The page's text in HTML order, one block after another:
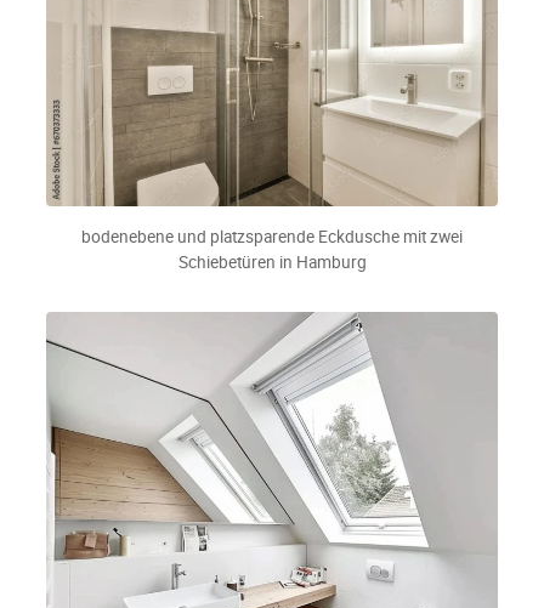
bodenebene und platzsparende Eckdusche mit zwei
Schiebetüren in Hamburg